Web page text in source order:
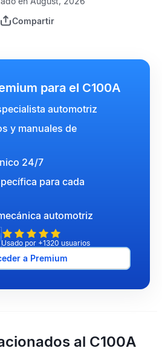
Compartir
para el C100A
automotriz
y manuales de
24/7
para cada
automotriz
Usado por +1320 usuarios
a Premium
al C100A